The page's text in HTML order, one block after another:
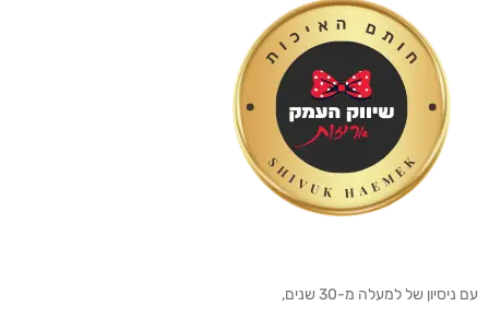
עם ניסיון של למעלה מ-30 שנים,